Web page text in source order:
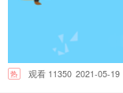
热 观看 11350 2021-05-19